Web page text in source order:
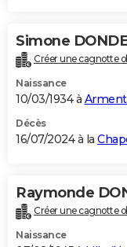
Simone
Créer une cagnotte
Naissance
10/03/1934 à
Décès
16/07/2024 à la
Raymonde
Créer une cagnotte
Naissance